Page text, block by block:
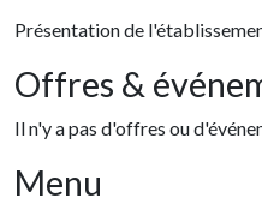
Présentation de
Offres &
Il n'y a pas d'offres ou
Menu